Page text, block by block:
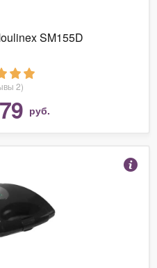
SM155D
2)
руб.